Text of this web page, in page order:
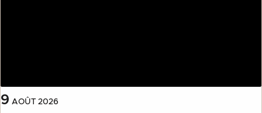
9 AOÛT 2026